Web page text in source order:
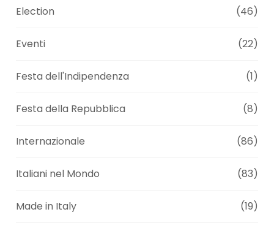
Election (46)
Eventi (22)
Festa dell'Indipendenza (1)
Festa della Repubblica (8)
Internazionale (86)
Italiani nel Mondo (83)
Made in Italy (19)